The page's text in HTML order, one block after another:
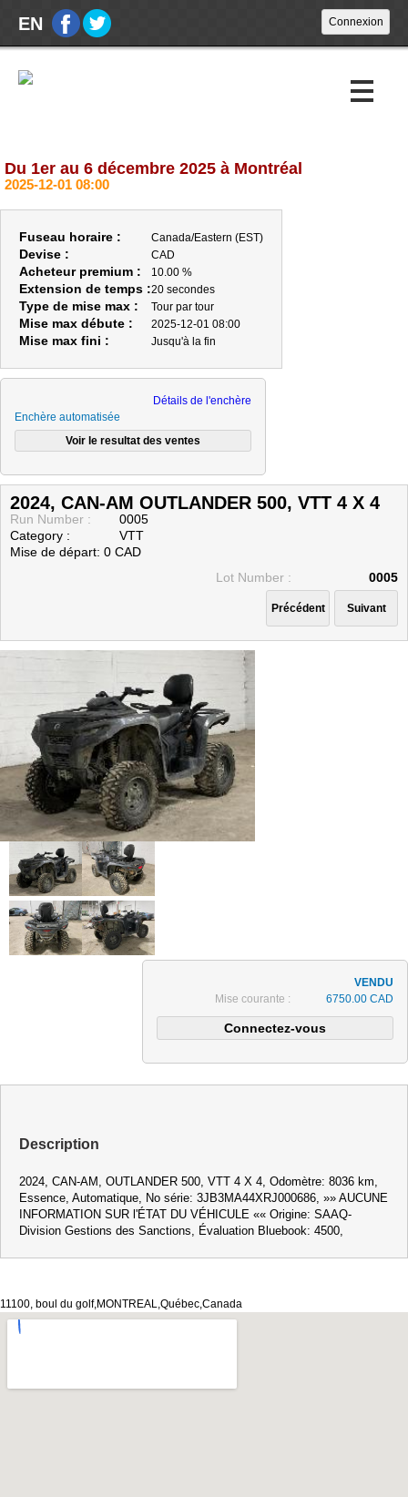
EN
Encans à venir
Encans passés
Calendrier
À propos
À PROPOS
CONSIGNATAIRES (VENDEURS)
MODES DE PAIEMENT
Nous joindre
Du 1er au 6 décembre 2025 à Montréal
2025-12-01 08:00
Fuseau horaire : Canada/Eastern (EST)
Devise : CAD
Acheteur premium : 10.00 %
Extension de temps :20 secondes
Type de mise max : Tour par tour
Mise max débute : 2025-12-01 08:00
Mise max fini : Jusqu'à la fin
Détails de l'enchère
Enchère automatisée
2024, CAN-AM OUTLANDER 500, VTT 4 X 4
Run Number :
0005
Category :
VTT
Mise de départ: 0 CAD
Lot Number :
0005
Mise courante : 6750.00 CAD
Description
2024, CAN-AM, OUTLANDER 500, VTT 4 X 4, Odomètre: 8036 km,
Essence, Automatique, No série: 3JB3MA44XRJ000686, »» AUCUNE
INFORMATION SUR l'ÉTAT DU VÉHICULE «« Origine: SAAQ-
Division Gestions des Sanctions, Évaluation Bluebook: 4500,
11100, boul du golf,MONTREAL,Québec,Canada